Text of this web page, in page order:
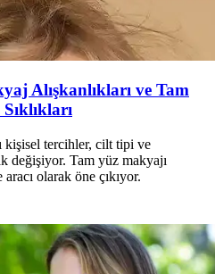
Alışkanlıkları ve Tam
kişisel tercihler, cilt tipi ve
değişiyor. Tam yüz makyajı
olarak öne çıkıyor.